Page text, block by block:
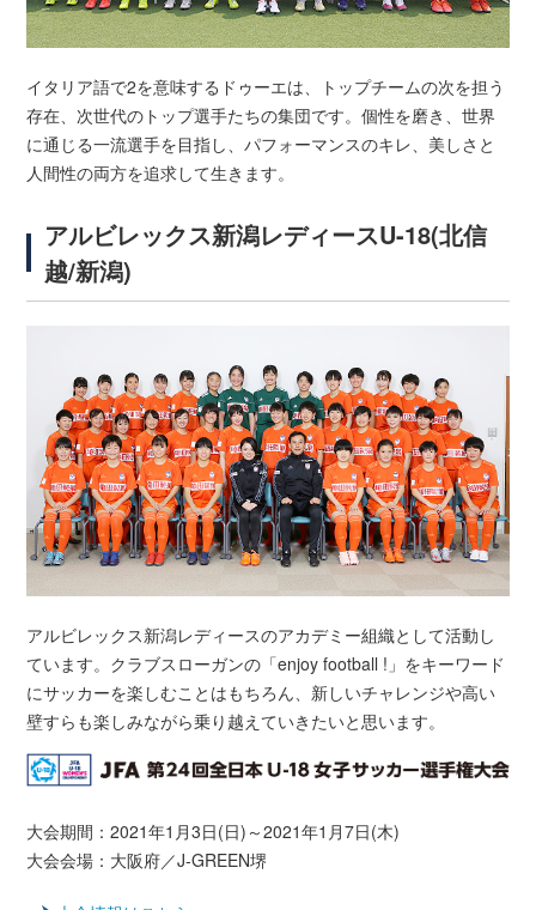
イタリア語で2を意味するドゥーエは、トップチームの次を担う
存在、次世代のトップ選手たちの集団です。個性を磨き、世界
に通じる一流選手を目指し、パフォーマンスのキレ、美しさと
人間性の両方を追求して生きます。
アルビレックス新潟レディースU-18(北信
越/新潟)
アルビレックス新潟レディースのアカデミー組織として活動し
ています。クラブスローガンの「enjoy football !」をキーワード
にサッカーを楽しむことはもちろん、新しいチャレンジや高い
壁すらも楽しみながら乗り越えていきたいと思います。
大会期間：2021年1月3日(日)～2021年1月7日(木)
大会会場：大阪府／J-GREEN堺